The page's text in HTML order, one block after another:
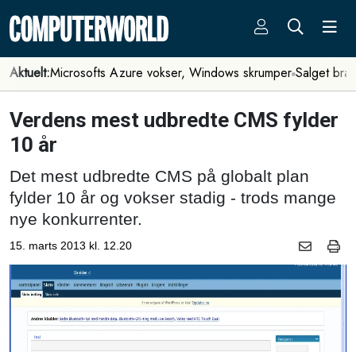
Aktuelt:Microsofts Azure vokser, Windows skrumper Salget
Verdens mest udbredte CMS fylder
10 år
Det mest udbredte CMS på globalt plan
fylder 10 år og vokser stadig - trods mange
nye konkurrenter.
15. marts 2013 kl. 12.20